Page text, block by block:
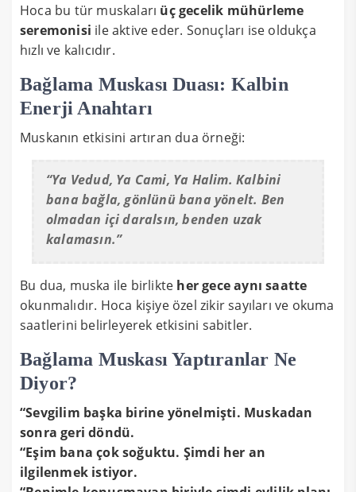
Hoca bu tür muskaları üç gecelik mühürleme
seremonisi ile aktive eder. Sonuçları ise oldukça
hızlı ve kalıcıdır.
Bağlama Muskası Duası: Kalbin
Enerji Anahtarı
Muskanın etkisini artıran dua örneği:
“Ya Vedud, Ya Cami, Ya Halim. Kalbini
bana bağla, gönlünü bana yönelt. Ben
olmadan içi daralsın, benden uzak
kalamasın.”
Bu dua, muska ile birlikte her gece aynı saatte
okunmalıdır. Hoca kişiye özel zikir sayıları ve okuma
saatlerini belirleyerek etkisini sabitler.
Bağlama Muskası Yaptıranlar Ne
Diyor?
“Sevgilim başka birine yönelmişti. Muskadan
sonra geri döndü.
“Eşim bana çok soğuktu. Şimdi her an
ilgilenmek istiyor.